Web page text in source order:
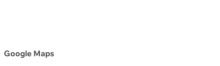
Google Maps